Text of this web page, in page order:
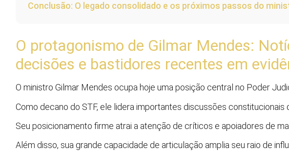
Conclusão: O legado consolidado e os próximos passos do
O protagonismo de Gilmar Mendes:
decisões e bastidores recentes em
O ministro Gilmar Mendes ocupa hoje uma posição central no Poder
Como decano do STF, ele lidera importantes discussões constitucionais
Seu posicionamento firme atrai a atenção de críticos e apoiadores de
Além disso, sua grande capacidade de articulação amplia seu raio de